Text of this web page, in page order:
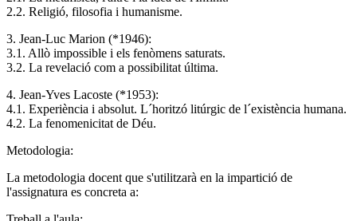
2.2. Religió, filosofia i humanisme.
3. Jean-Luc Marion (*1946):
3.1. Allò impossible i els fenòmens saturats.
3.2. La revelació com a possibilitat última.
4. Jean-Yves Lacoste (*1953):
4.1. Experiència i absolut. L´horitzó litúrgic de l´existència humana.
4.2. La fenomenicitat de Déu.
Metodologia:
La metodologia docent que s'utilitzarà en la impartició de
l'assignatura es concreta a: